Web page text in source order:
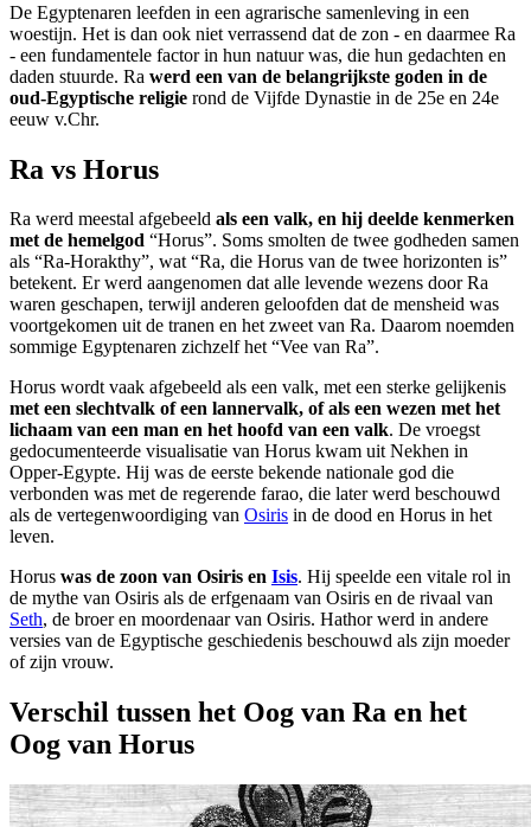
De Egyptenaren leefden in een agrarische samenleving in een
woestijn. Het is dan ook niet verrassend dat de zon - en daarmee Ra
- een fundamentele factor in hun natuur was, die hun gedachten en
daden stuurde. Ra werd een van de belangrijkste goden in de
oud-Egyptische religie rond de Vijfde Dynastie in de 25e en 24e
eeuw v.Chr.
Ra vs Horus
Ra werd meestal afgebeeld als een valk, en hij deelde kenmerken
met de hemelgod “Horus”. Soms smolten de twee godheden samen
als “Ra-Horakthy”, wat “Ra, die Horus van de twee horizonten is”
betekent. Er werd aangenomen dat alle levende wezens door Ra
waren geschapen, terwijl anderen geloofden dat de mensheid was
voortgekomen uit de tranen en het zweet van Ra. Daarom noemden
sommige Egyptenaren zichzelf het “Vee van Ra”.
Horus wordt vaak afgebeeld als een valk, met een sterke gelijkenis
met een slechtvalk of een lannervalk, of als een wezen met het
lichaam van een man en het hoofd van een valk. De vroegst
gedocumenteerde visualisatie van Horus kwam uit Nekhen in
Opper-Egypte. Hij was de eerste bekende nationale god die
verbonden was met de regerende farao, die later werd beschouwd
als de vertegenwoordiging van Osiris in de dood en Horus in het
leven.
Horus was de zoon van Osiris en Isis. Hij speelde een vitale rol in
de mythe van Osiris als de erfgenaam van Osiris en de rivaal van
Seth, de broer en moordenaar van Osiris. Hathor werd in andere
versies van de Egyptische geschiedenis beschouwd als zijn moeder
of zijn vrouw.
Verschil tussen het Oog van Ra en het
Oog van Horus